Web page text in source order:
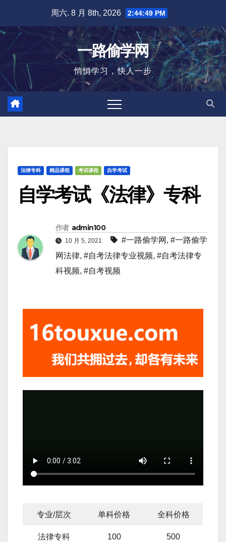
内
容
周六. 8 月 8th, 2026 2:44:50 PM
一路偷学网
悄悄学习，快人一步
法律专科 精品课程 考试课程 自学考试
自学考试《法律》专科
作者 admin100
10 月 5, 2021 #一路偷学网 , #一路偷学
网法律, #自考法律专业视频, #自考法律专
科视频, #自考视频
专业/层次 单科价格 全科价格
法律专科 100 500